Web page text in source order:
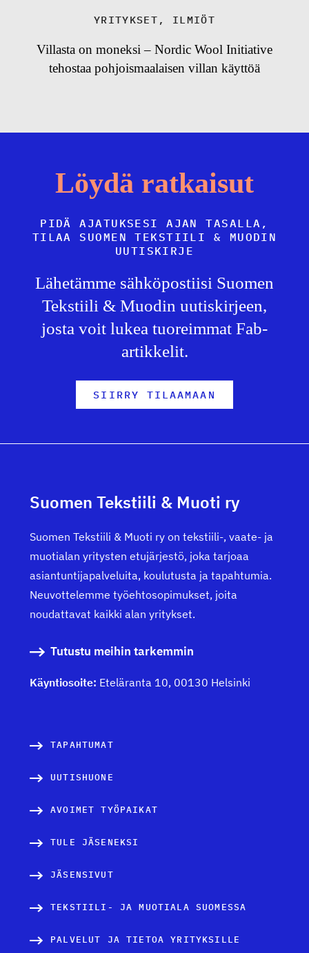
YRITYKSET , ILMIÖT
Villasta on moneksi – Nordic Wool Initiative
tehostaa pohjoismaalaisen villan käyttöä
Löydä ratkaisut
PIDÄ AJATUKSESI AJAN TASALLA,
TILAA SUOMEN TEKSTIILI & MUODIN
UUTISKIRJE
Lähetämme sähköpostiisi Suomen
Tekstiili & Muodin uutiskirjeen,
josta voit lukea tuoreimmat Fab-
artikkelit.
SIIRRY TILAAMAAN
Suomen Tekstiili & Muoti ry
Suomen Tekstiili & Muoti ry on tekstiili-, vaate- ja
muotialan yritysten etujärjestö, joka tarjoaa
asiantuntijapalveluita, koulutusta ja tapahtumia.
Neuvottelemme työehtosopimukset, joita
noudattavat kaikki alan yritykset.
Tutustu meihin tarkemmin
Käyntiosoite: Eteläranta 10, 00130 Helsinki
TAPAHTUMAT
UUTISHUONE
AVOIMET TYÖPAIKAT
TULE JÄSENEKSI
JÄSENSIVUT
TEKSTIILI- JA MUOTIALA SUOMESSA
PALVELUT JA TIETOA YRITYKSILLE